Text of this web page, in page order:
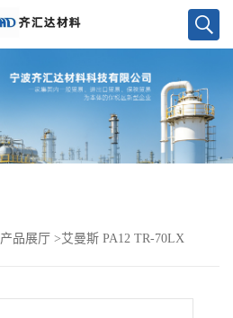
产品展厅 >艾曼斯 PA12 TR-70LX